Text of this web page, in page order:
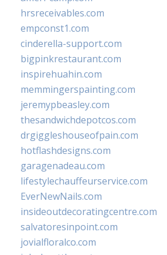
hrsreceivables.com
empconst1.com
cinderella-support.com
bigpinkrestaurant.com
inspirehuahin.com
memmingerspainting.com
jeremypbeasley.com
thesandwichdepotcos.com
drgiggleshouseofpain.com
hotflashdesigns.com
garagenadeau.com
lifestylechauffeurservice.com
EverNewNails.com
insideoutdecoratingcentre.com
salvatoresinpoint.com
jovialfloralco.com